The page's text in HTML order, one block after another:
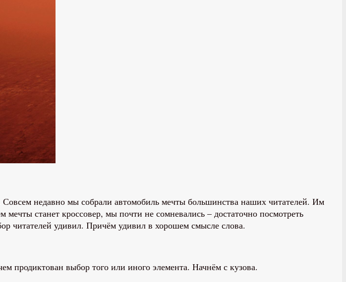
недавно мы собрали автомобиль мечты большинства наших читателей. Им
станет кроссовер, мы почти не сомневались – достаточно посмотреть
читателей удивил. Причём удивил в хорошем смысле слова.
продиктован выбор того или иного элемента. Начнём с кузова.